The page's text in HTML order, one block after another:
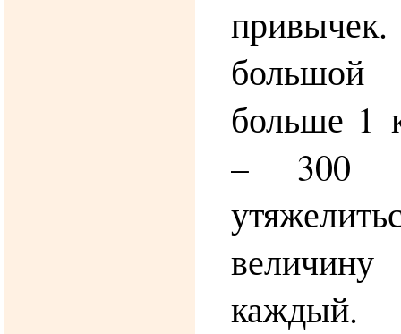
большой
больше 1
– 300
каждый.